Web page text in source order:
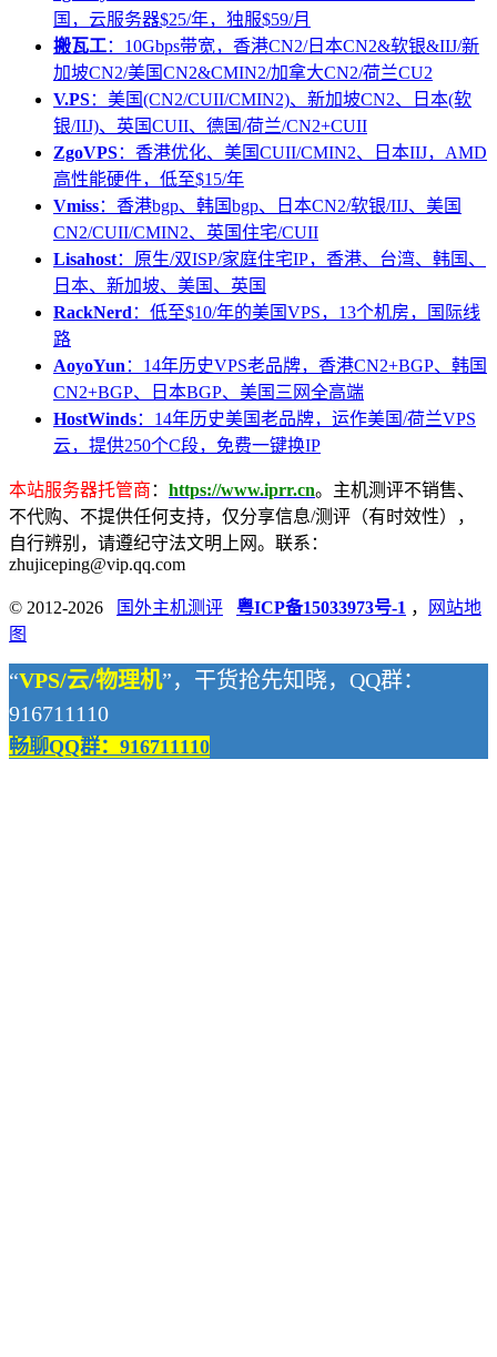
国，云服务器$25/年，独服$59/月
搬瓦工：10Gbps带宽，香港CN2/日本CN2&软银&IIJ/新
加坡CN2/美国CN2&CMIN2/加拿大CN2/荷兰CU2
V.PS：美国(CN2/CUII/CMIN2)、新加坡CN2、日本(软
银/IIJ)、英国CUII、德国/荷兰/CN2+CUII
ZgoVPS：香港优化、美国CUII/CMIN2、日本IIJ，AMD
高性能硬件，低至$15/年
Vmiss：香港bgp、韩国bgp、日本CN2/软银/IIJ、美国
CN2/CUII/CMIN2、英国住宅/CUII
Lisahost：原生/双ISP/家庭住宅IP，香港、台湾、韩国、
日本、新加坡、美国、英国
RackNerd ：低至$10/年的美国VPS，13个机房，国际线
路
AoyoYun ：14年历史VPS老品牌，香港CN2+BGP、韩国
CN2+BGP、日本BGP、美国三网全高端
HostWinds：14年历史美国老品牌，运作美国/荷兰VPS
云，提供250个C段，免费一键换IP
本站服务器托管商 ： https://www.iprr.cn。主机测评不销售、
不代购、不提供任何支持，仅分享信息/测评（有时效性），
自行辨别，请遵纪守法文明上网。联系：
zhujiceping@vip.qq.com
© 2012-2026 国外主机测评 粤ICP备15033973号-1 ，
网站地
图
“VPS/云/物理机”，干货抢先知晓，QQ群：
916711110
畅聊QQ群：916711110